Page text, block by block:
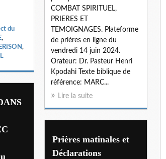
du
,
,
COMBAT SPIRITUEL,
PRIERES ET
TEMOIGNAGES. Plateforme
de prières en ligne du
vendredi 14 juin 2024.
Orateur: Dr. Pasteur Henri
Kpodahi Texte biblique de
référence: MARC...
Lire la suite
Prières matinales et
Déclarations